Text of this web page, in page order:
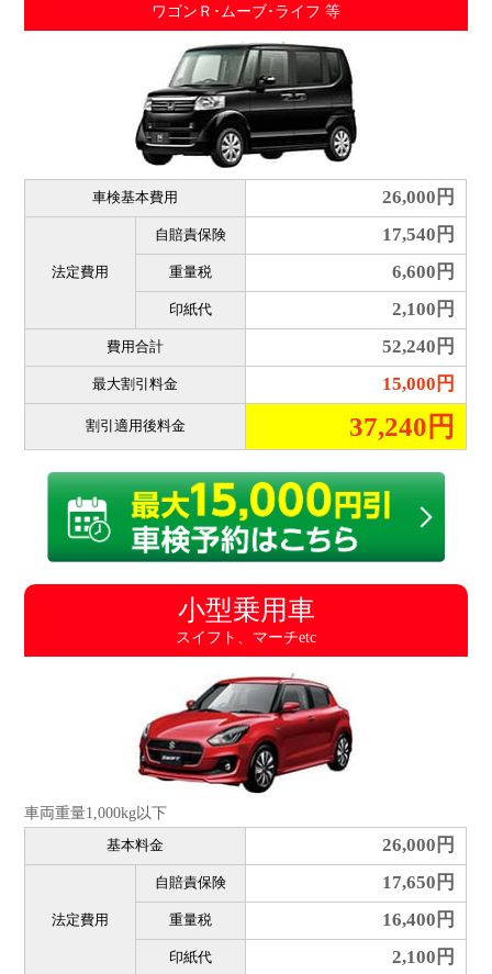
ワゴンＲ･ムーブ･ライフ 等
車検基本費用 26,000円
法定費用
自賠責保険 17,540円
重量税 6,600円
印紙代 2,100円
費用合計 52,240円
最大割引料金 15,000円
割引適用後料金 37,240円
小型乗用車
スイフト、マーチetc
車両重量1,000kg以下
基本料金 26,000円
法定費用
自賠責保険 17,650円
重量税 16,400円
印紙代 2,100円